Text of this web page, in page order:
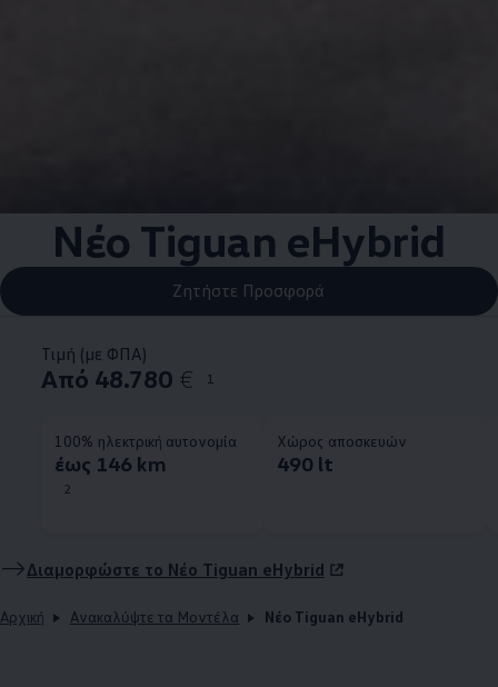
Νέο Tiguan eHybrid
Ζητήστε Προσφορά
Τιμή (με ΦΠΑ)
Από 48.780 € 1
100% ηλεκτρική αυτονομία
έως 146 km
2
Χώρος αποσκευών
490 lt
Διαμορφώστε το Νέο Tiguan eHybrid
Αρχική Ανακαλύψτε τα Μοντέλα Νέο Tiguan eHybrid